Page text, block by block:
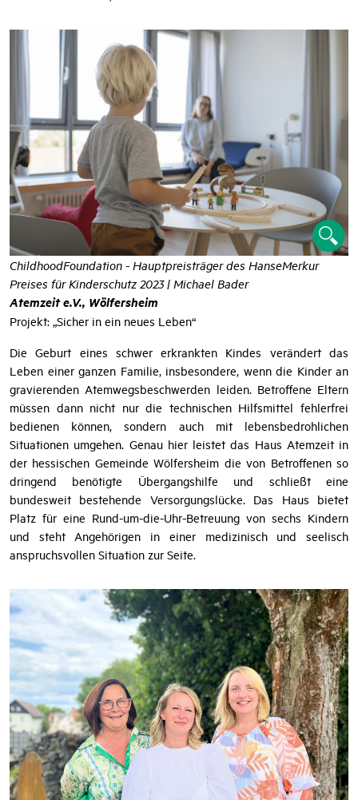
zusammenarbeiten, um das Kind nicht zusätzlich zu belasten.
ChildhoodFoundation - Hauptpreisträger des HanseMerkur
Preises für Kinderschutz 2023 | Michael Bader
Projekt: „Sicher in ein neues Leben“
Die Geburt eines schwer erkrankten Kindes verändert das
Leben einer ganzen Familie, insbesondere, wenn die Kinder an
gravierenden Atemwegsbeschwerden leiden. Betroffene Eltern
müssen dann nicht nur die technischen Hilfsmittel fehlerfrei
bedienen können, sondern auch mit lebensbedrohlichen
Situationen umgehen. Genau hier leistet das Haus Atemzeit in
der hessischen Gemeinde Wölfersheim die von Betroffenen so
dringend benötigte Übergangshilfe und schließt eine
bundesweit bestehende Versorgungslücke. Das Haus bietet
Platz für eine Rund-um-die-Uhr-Betreuung von sechs Kindern
anspruchsvollen Situation zur Seite.